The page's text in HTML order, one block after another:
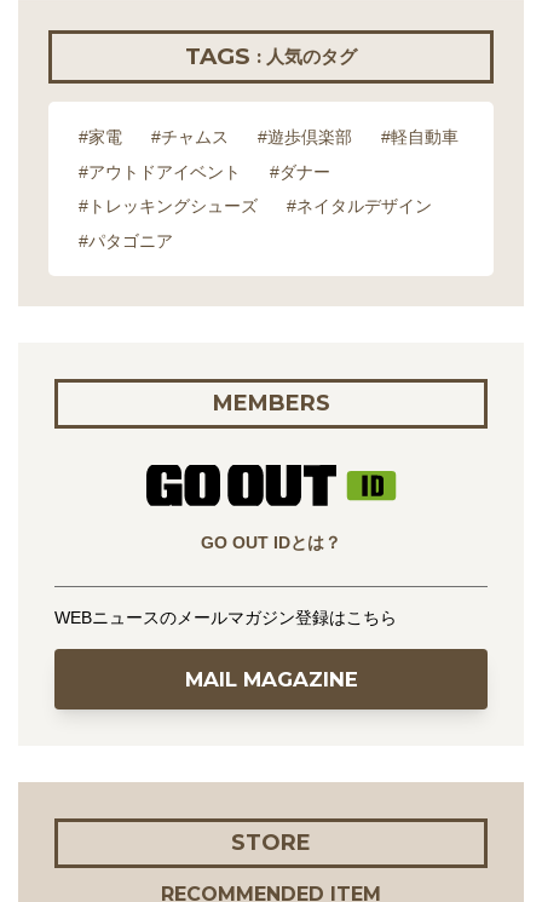
TAGS : 人気のタグ
#家電 #チャムス #遊歩倶楽部
#軽自動車
#アウトドアイベント
#ダナー
#トレッキングシューズ
#ネイタルデザイン
#パタゴニア
MEMBERS
GO OUT IDとは？
WEBニュースのメールマガジン登録はこちら
MAIL MAGAZINE
STORE
RECOMMENDED ITEM